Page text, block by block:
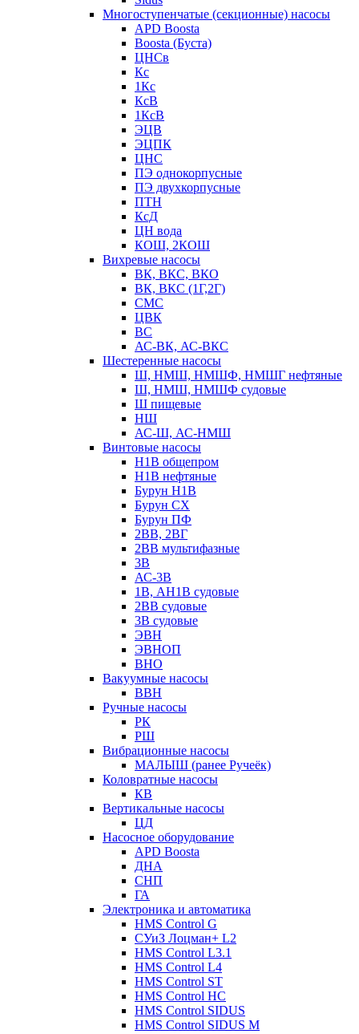
Многоступенчатые (секционные) насосы
APD Boosta
Boosta (Буста)
ЦНСв
Кс
1Кс
КсВ
1КсВ
ЭЦВ
ЭЦПК
ЦНС
ПЭ однокорпусные
ПЭ двухкорпусные
ПТН
КсД
ЦН вода
КОШ, 2КОШ
Вихревые насосы
ВК, ВКС, ВКО
ВК, ВКС (1Г,2Г)
СМС
ЦВК
ВС
АС-ВК, АС-ВКС
Шестеренные насосы
Ш, НМШ, НМШФ, НМШГ нефтяные
Ш, НМШ, НМШФ судовые
Ш пищевые
НШ
АС-Ш, АС-НМШ
Винтовые насосы
Н1В общепром
Н1В нефтяные
Бурун Н1В
Бурун СХ
Бурун ПФ
2ВВ, 2ВГ
2ВВ мультифазные
3В
АС-3В
1В, АН1В судовые
2ВВ судовые
3В судовые
ЭВН
ЭВНОП
ВНО
Вакуумные насосы
ВВН
Ручные насосы
РК
РШ
Вибрационные насосы
МАЛЫШ (ранее Ручеёк)
Коловратные насосы
КВ
Вертикальные насосы
ЦД
Насосное оборудование
APD Boosta
ДНА
СНП
ГА
Электроника и автоматика
HMS Control G
СУиЗ Лоцман+ L2
HMS Control L3.1
HMS Control L4
HMS Control ST
HMS Control HC
HMS Control SIDUS
HMS Control SIDUS M